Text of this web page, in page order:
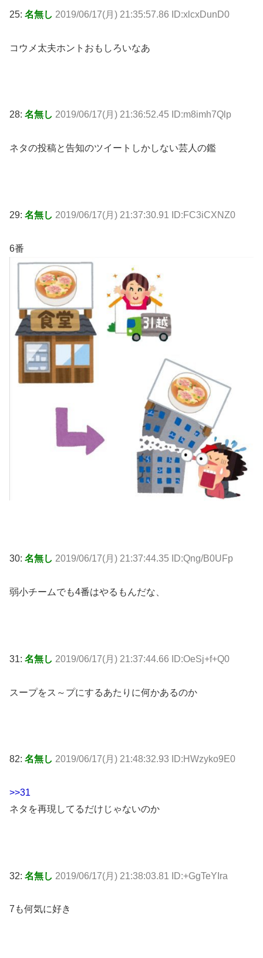
25: 名無し 2019/06/17(月) 21:35:57.86 ID:xlcxDunD0
コウメ太夫ホントおもしろいなあ
28: 名無し 2019/06/17(月) 21:36:52.45 ID:m8imh7Qlp
ネタの投稿と告知のツイートしかしない芸人の鑑
29: 名無し 2019/06/17(月) 21:37:30.91 ID:FC3iCXNZ0
6番
30: 名無し 2019/06/17(月) 21:37:44.35 ID:Qng/B0UFp
弱小チームでも4番はやるもんだな、
31: 名無し 2019/06/17(月) 21:37:44.66 ID:OeSj+f+Q0
スープをス～プにするあたりに何かあるのか
82: 名無し 2019/06/17(月) 21:48:32.93 ID:HWzyko9E0
>>31
ネタを再現してるだけじゃないのか
32: 名無し 2019/06/17(月) 21:38:03.81 ID:+GgTeYIra
7も何気に好き